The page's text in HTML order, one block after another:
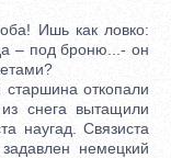
Ишь как ловко:
– под броню...- он
откопали
снега вытащили
наугад. Связиста
немецкий